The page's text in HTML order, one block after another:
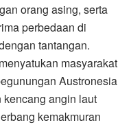
orang asing, serta
perbedaan di
tantangan.
masyarakat
Austronesia
kencang angin laut
kemakmuran